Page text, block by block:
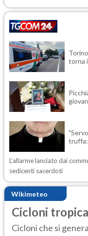
torna
truffa:
L'allarme lanciato dai
sedicenti sacerdoti
Wikimeteo
Cicloni
Cicloni che si